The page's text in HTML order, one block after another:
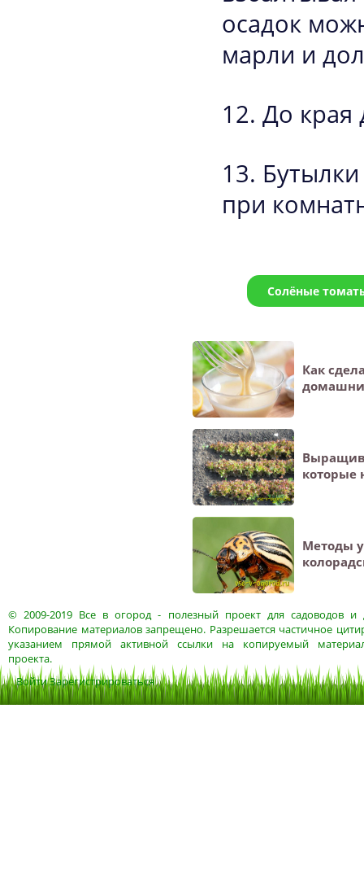
осадок
марли и
До края
при
Солёные
Как
которые
Методы
© 2009-2019 Все в огород- полезный проект для садоводов и
Копирование материалов запрещено. Разрешается частичное
указанием прямой активной ссылки на копируемый
проекта.
ВойтиЗарегистрироваться